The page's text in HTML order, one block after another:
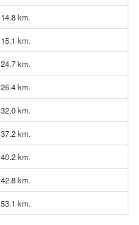
14.8 km.
15.1 km.
24.7 km.
26.4 km.
32.0 km.
37.2 km.
40.2 km.
42.8 km.
53.1 km.